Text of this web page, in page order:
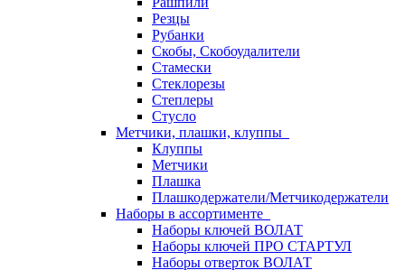
Резцы
Рубанки
Скобы, Скобоудалители
Стамески
Стеклорезы
Степлеры
Стусло
Метчики, плашки, клуппы
Клуппы
Метчики
Плашка
Плашкодержатели/Метчикодержатели
Наборы в ассортименте
Наборы ключей ВОЛАТ
Наборы ключей ПРО СТАРТУЛ
Наборы отверток ВОЛАТ